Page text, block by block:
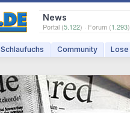
News
Portal (5.122) · Forum (1.293)
Schlaufuchs Community Lose